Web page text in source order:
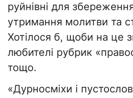
руйнівні для
утримання молитви та
Хотілося б, щоби на це
любителі рубрик
тощо.
«Дурносміхи і